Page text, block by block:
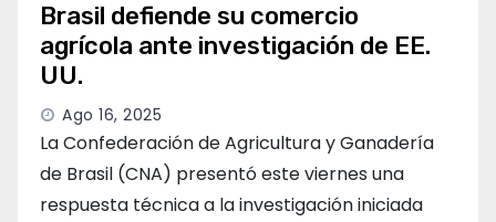
Brasil defiende su comercio
agrícola ante investigación de EE.
UU.
Ago 16, 2025
La Confederación de Agricultura y Ganadería
de Brasil (CNA) presentó este viernes una
respuesta técnica a la investigación iniciada